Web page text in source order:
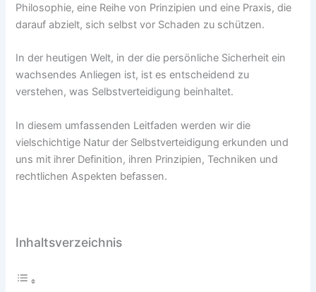
Philosophie, eine Reihe von Prinzipien und eine Praxis, die
darauf abzielt, sich selbst vor Schaden zu schützen.
In der heutigen Welt, in der die persönliche Sicherheit ein
wachsendes Anliegen ist, ist es entscheidend zu
verstehen, was Selbstverteidigung beinhaltet.
In diesem umfassenden Leitfaden werden wir die
vielschichtige Natur der Selbstverteidigung erkunden und
uns mit ihrer Definition, ihren Prinzipien, Techniken und
rechtlichen Aspekten befassen.
Inhaltsverzeichnis